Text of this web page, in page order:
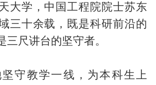
大学，中国工程院院士苏东
三十余载，既是科研前沿的
三尺讲台的坚守者。
守教学一线，为本科生上